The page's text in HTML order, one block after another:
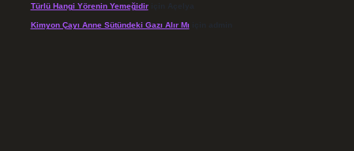
Türlü Hangi Yörenin Yemeğidiriçin
Kimyon Çayı Anne Sütündeki Gazı Alır Mı